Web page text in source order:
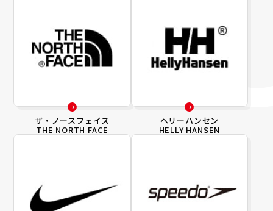
ザ・ノースフェイス
THE NORTH FACE
ヘリーハンセン
HELLY HANSEN